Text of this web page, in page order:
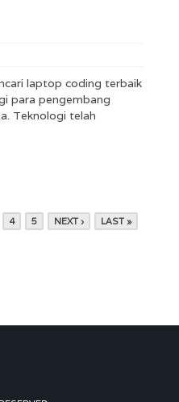
laptop coding terbaik
para pengembang
Teknologi telah
4 5 NEXT › LAST »